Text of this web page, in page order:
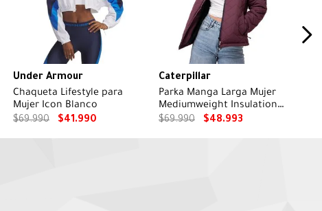
Under Armour
Chaqueta Lifestyle para
Mujer Icon Blanco
$69.990 $41.990
Caterpillar
Parka Manga Larga Mujer
Mediumweight Insulation
Burdeo CAT
$69.990 $48.993